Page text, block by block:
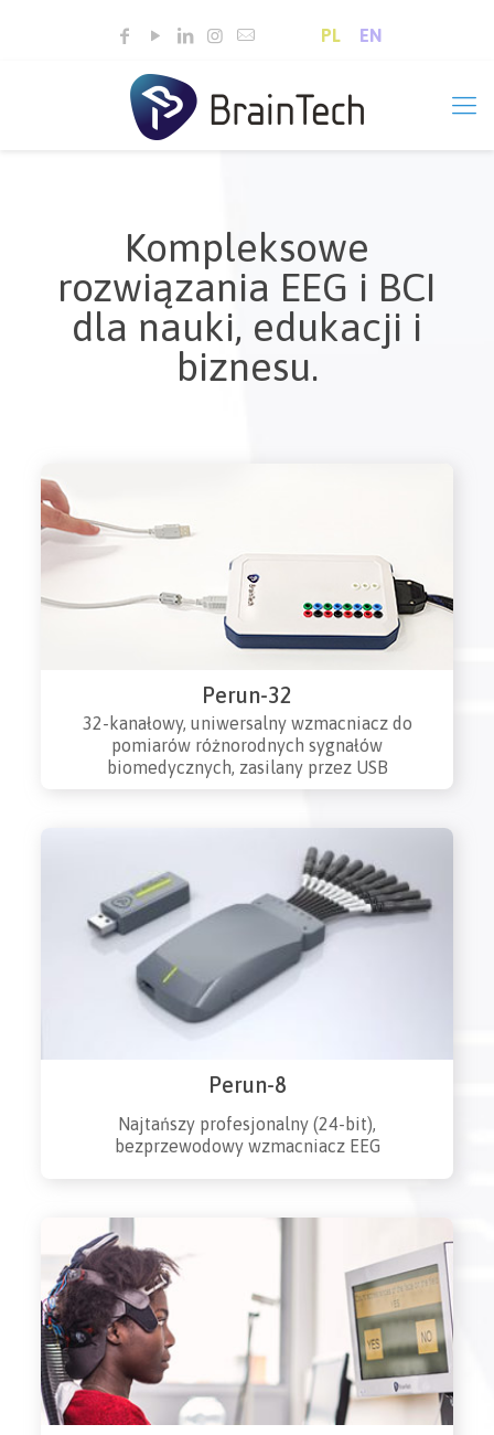
PL EN
Kompleksowe
rozwiązania EEG i BCI
dla nauki, edukacji i
biznesu.
Perun-32
32-kanałowy, uniwersalny wzmacniacz do
pomiarów różnorodnych sygnałów
biomedycznych, zasilany przez USB
Perun-8
Najtańszy profesjonalny (24-bit),
bezprzewodowy wzmacniacz EEG